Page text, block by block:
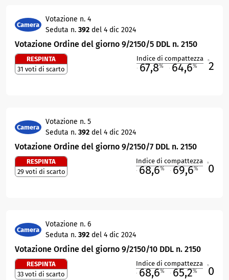
Camera
Votazione n. 4
Seduta n. 392 del 4 dic 2024
Votazione Ordine del giorno 9/2150/5 DDL n. 2150
RESPINTA
31 voti di scarto
Indice di compattezza
67,8% 64,6% 2
Camera
Votazione n. 5
Seduta n. 392 del 4 dic 2024
Votazione Ordine del giorno 9/2150/7 DDL n. 2150
RESPINTA
29 voti di scarto
Indice di compattezza
68,6% 69,6% 0
Camera
Votazione n. 6
Seduta n. 392 del 4 dic 2024
Votazione Ordine del giorno 9/2150/10 DDL n. 2150
RESPINTA
33 voti di scarto
Indice di compattezza
68,6% 65,2% 0